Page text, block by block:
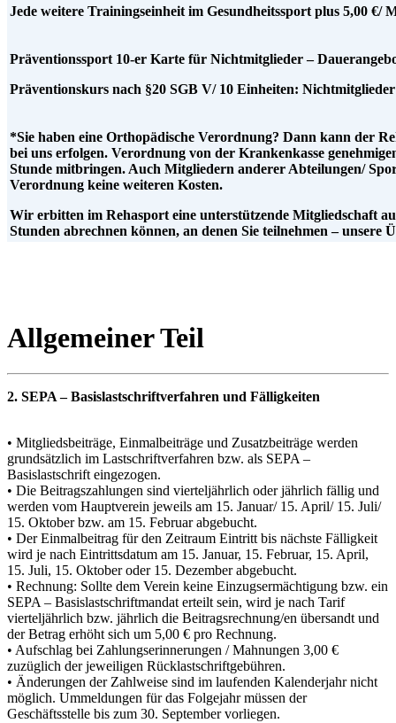
Jede weitere Trainingseinheit im Gesundheitssport plus 5,00 €/
Präventionssport 10-er Karte für Nichtmitglieder –
Präventionskurs nach §20 SGB V/ 10 Einheiten:
*Sie haben eine Orthopädische Verordnung? Dann kann der
bei uns erfolgen. Verordnung von der Krankenkasse
Stunde mitbringen. Auch Mitgliedern anderer Abteilungen/
Verordnung keine weiteren Kosten.
Wir erbitten im Rehasport eine unterstützende Mitgliedschaft
Stunden abrechnen können, an denen Sie teilnehmen – unsere
Allgemeiner Teil
2. SEPA – Basislastschriftverfahren und Fälligkeiten
• Mitgliedsbeiträge, Einmalbeiträge und Zusatzbeiträge werden
grundsätzlich im Lastschriftverfahren bzw. als SEPA –
Basislastschrift eingezogen.
• Die Beitragszahlungen sind vierteljährlich oder jährlich fällig und
werden vom Hauptverein jeweils am 15. Januar/ 15. April/ 15. Juli/
15. Oktober bzw. am 15. Februar abgebucht.
• Der Einmalbeitrag für den Zeitraum Eintritt bis nächste Fälligkeit
wird je nach Eintrittsdatum am 15. Januar, 15. Februar, 15. April,
15. Juli, 15. Oktober oder 15. Dezember abgebucht.
• Rechnung: Sollte dem Verein keine Einzugsermächtigung bzw. ein
SEPA – Basislastschriftmandat erteilt sein, wird je nach Tarif
vierteljährlich bzw. jährlich die Beitragsrechnung/en übersandt und
der Betrag erhöht sich um 5,00 € pro Rechnung.
• Aufschlag bei Zahlungserinnerungen / Mahnungen 3,00 €
zuzüglich der jeweiligen Rücklastschriftgebühren.
• Änderungen der Zahlweise sind im laufenden Kalenderjahr nicht
möglich. Ummeldungen für das Folgejahr müssen der
Geschäftsstelle bis zum 30. September vorliegen.